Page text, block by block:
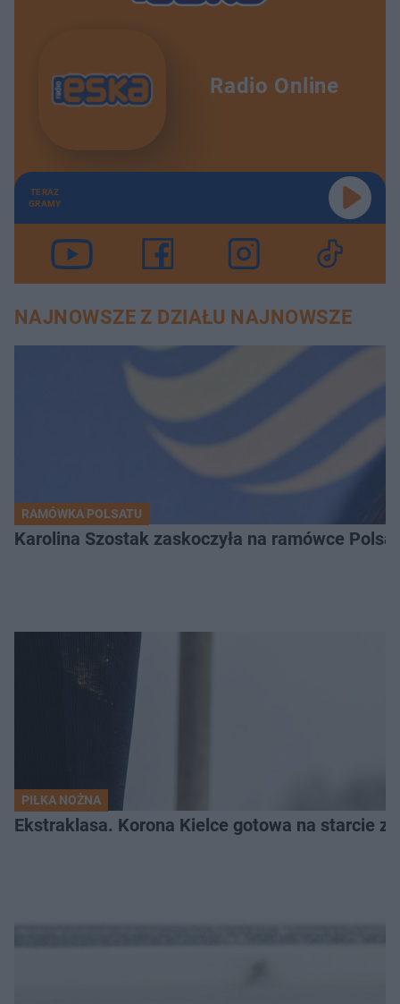
Radio Online
TERAZ
GRAMY
NAJNOWSZE Z DZIAŁU NAJNOWSZE
RAMÓWKA POLSATU
Karolina Szostak zaskoczyła na ramówce
PIŁKA NOŻNA
Ekstraklasa. Korona Kielce gotowa na starcie z